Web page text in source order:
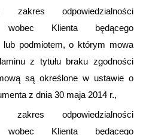
odpowiedzialności
wobec Klienta będącego
lub podmiotem, o którym mowa
z tytułu braku zgodności
są określone w ustawie o
z dnia 30 maja 2014 r.,
odpowiedzialności
wobec Klienta będącego